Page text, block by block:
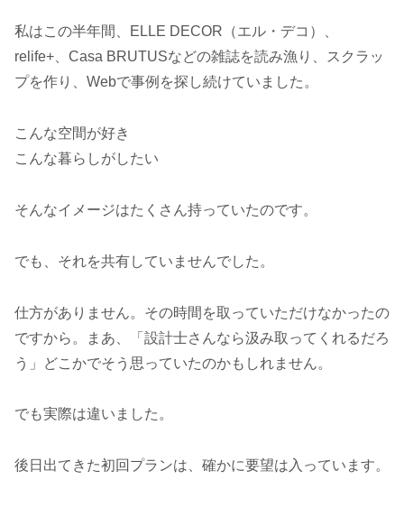
私はこの半年間、ELLE DECOR（エル・デコ）、
relife+、Casa BRUTUSなどの雑誌を読み漁り、スクラッ
プを作り、Webで事例を探し続けていました。
こんな空間が好き
こんな暮らしがしたい
そんなイメージはたくさん持っていたのです。
でも、それを共有していませんでした。
仕方がありません。その時間を取っていただけなかったの
ですから。まあ、「設計士さんなら汲み取ってくれるだろ
う」どこかでそう思っていたのかもしれません。
でも実際は違いました。
後日出てきた初回プランは、確かに要望は入っています。